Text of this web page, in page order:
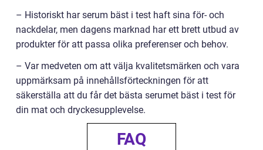
– Historiskt har serum bäst i test haft sina för- och
nackdelar, men dagens marknad har ett brett utbud av
produkter för att passa olika preferenser och behov.
– Var medveten om att välja kvalitetsmärken och vara
uppmärksam på innehållsförteckningen för att
säkerställa att du får det bästa serumet bäst i test för
din mat och dryckesupplevelse.
FAQ